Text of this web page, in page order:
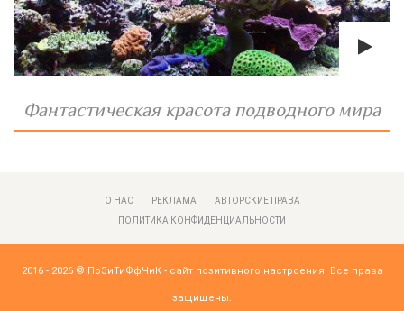
Фантастическая красота подводного мира
О НАС РЕКЛАМА
АВТОРСКИЕ ПРАВА
ПОЛИТИКА КОНФИДЕНЦИАЛЬНОСТИ
2016 - 2026 © ПоЗиТиФфЧиК - сайт позитивного настроения! Все права
защищены.